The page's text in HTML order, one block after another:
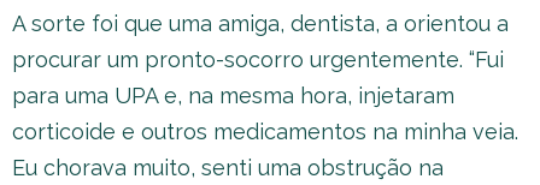
A sorte foi que uma amiga, dentista, a orientou a
procurar um pronto-socorro urgentemente. “Fui
para uma UPA e, na mesma hora, injetaram
corticoide e outros medicamentos na minha veia.
Eu chorava muito, senti uma obstrução na